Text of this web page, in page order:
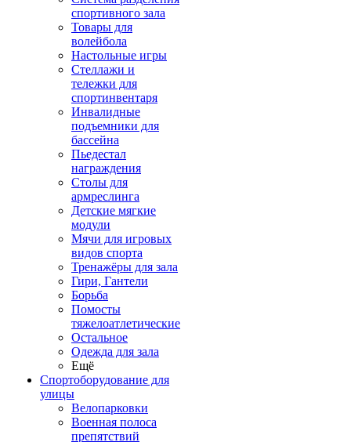
спортивного зала
Товары для
волейбола
Настольные игры
Стеллажи и
тележки для
спортинвентаря
Инвалидные
подъемники для
бассейна
Пьедестал
награждения
Столы для
армреслинга
Детские мягкие
модули
Мячи для игровых
видов спорта
Тренажёры для зала
Гири, Гантели
Борьба
Помосты
тяжелоатлетические
Остальное
Одежда для зала
Ещё
Спортоборудование для
улицы
Велопарковки
Военная полоса
препятствий